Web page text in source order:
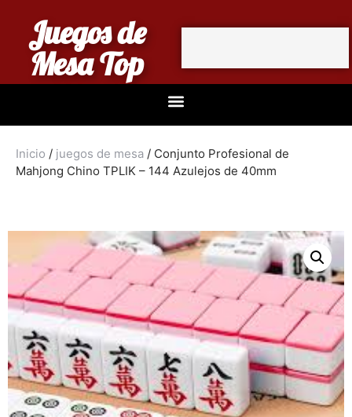
Juegos de
Mesa Top
Inicio / juegos de mesa / Conjunto Profesional de
Mahjong Chino TPLIK – 144 Azulejos de 40mm